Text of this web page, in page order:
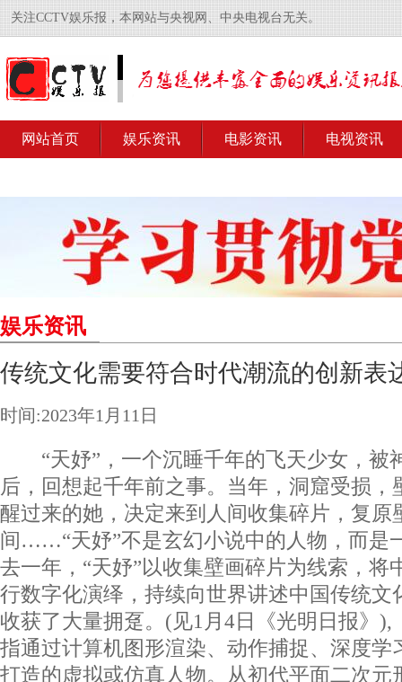
关注CCTV娱乐报，本网站与央视网、中央电视台无关。
网站首页 娱乐资讯 电影资讯 电视资讯
娱乐资讯
传统文化需要符合时代潮流的创新表
时间:2023年1月11日
“天妤”，一个沉睡千年的飞天少女，被
后，回想起千年前之事。当年，洞窟受损，
醒过来的她，决定来到人间收集碎片，复原
间……“天妤”不是玄幻小说中的人物，而是
去一年，“天妤”以收集壁画碎片为线索，将
行数字化演绎，持续向世界讲述中国传统文
收获了大量拥趸。(见1月4日《光明日报
指通过计算机图形渲染、动作捕捉、深度学
打造的虚拟或仿真人物。从初代平面二次元